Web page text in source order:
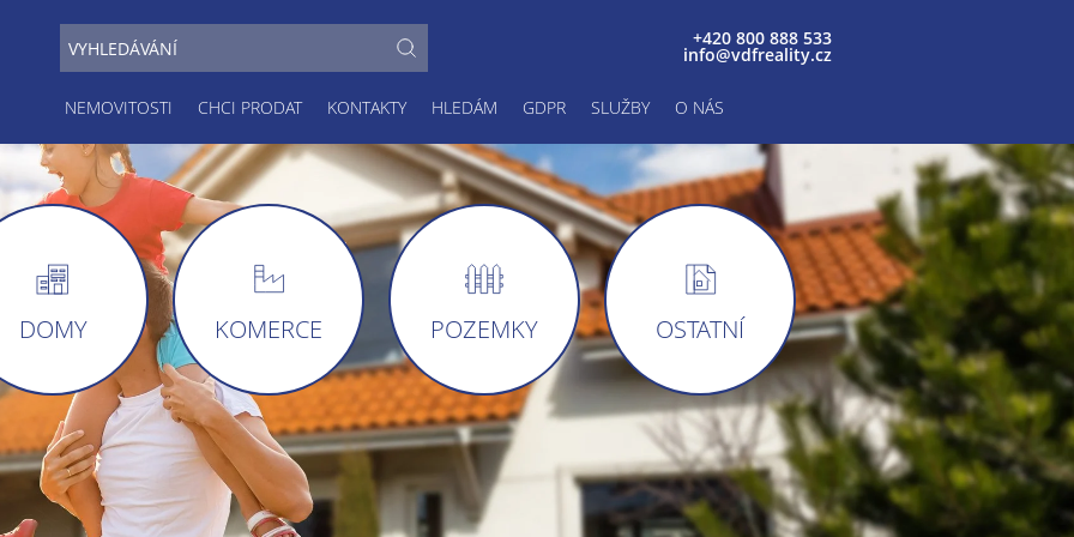
NEMOVITOSTI CHCI PRODAT KONTAKTY HLEDÁM GDPR SLUŽBY O NÁS
+420 800 888 533
info@vdfreality.cz
DOMY KOMERCE POZEMKY OSTATNÍ